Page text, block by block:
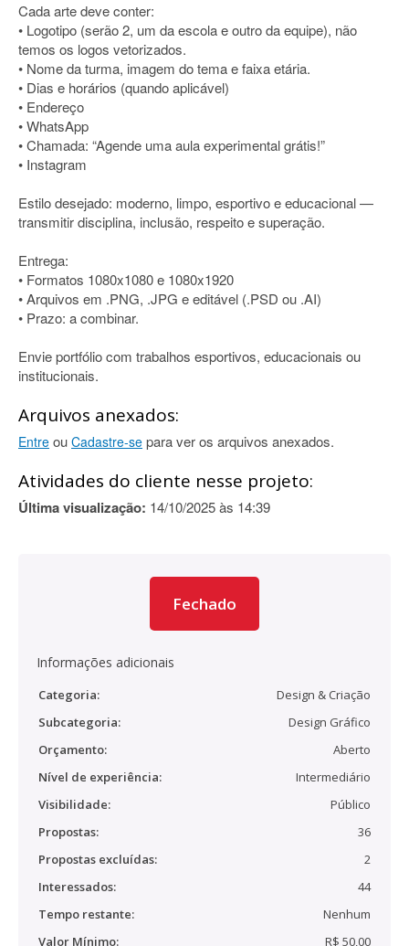
Cada arte deve conter:
• Logotipo (serão 2, um da escola e outro da equipe), não
temos os logos vetorizados.
• Nome da turma, imagem do tema e faixa etária.
• Dias e horários (quando aplicável)
• Endereço
• WhatsApp
• Chamada: “Agende uma aula experimental grátis!”
• Instagram
Estilo desejado: moderno, limpo, esportivo e educacional —
transmitir disciplina, inclusão, respeito e superação.
Entrega:
• Formatos 1080x1080 e 1080x1920
• Arquivos em .PNG, .JPG e editável (.PSD ou .AI)
• Prazo: a combinar.
Envie portfólio com trabalhos esportivos, educacionais ou
institucionais.
Arquivos anexados:
Entre ou Cadastre-se para ver os arquivos anexados.
Atividades do cliente nesse projeto:
Última visualização: 14/10/2025 às 14:39
Fechado
Informações adicionais
Categoria:
Design & Criação
Subcategoria:
Design Gráfico
Orçamento:
Aberto
Nível de experiência:
Intermediário
Visibilidade:
Público
Propostas:
36
Propostas excluídas:
2
Interessados:
44
Tempo restante:
Nenhum
Valor Mínimo:
R$ 50,00